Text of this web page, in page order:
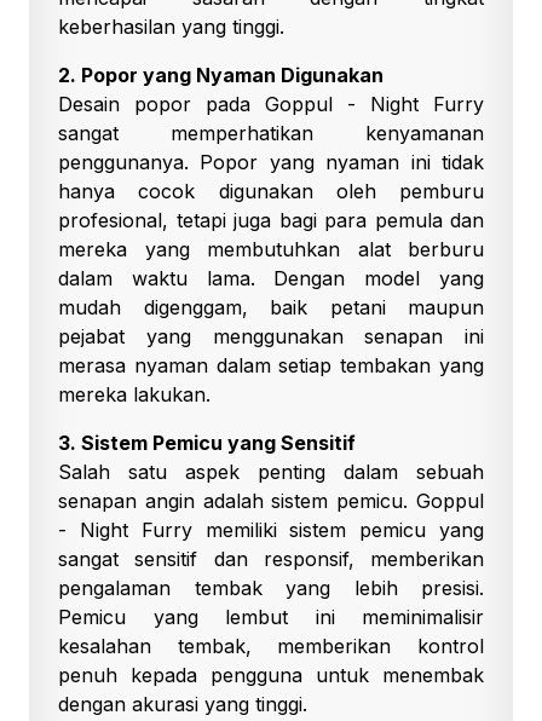
keberhasilan yang tinggi.
2. Popor yang Nyaman Digunakan
Desain popor pada Goppul - Night Furry
sangat memperhatikan kenyamanan
penggunanya. Popor yang nyaman ini tidak
hanya cocok digunakan oleh pemburu
profesional, tetapi juga bagi para pemula dan
mereka yang membutuhkan alat berburu
dalam waktu lama. Dengan model yang
mudah digenggam, baik petani maupun
pejabat yang menggunakan senapan ini
merasa nyaman dalam setiap tembakan yang
mereka lakukan.
3. Sistem Pemicu yang Sensitif
Salah satu aspek penting dalam sebuah
senapan angin adalah sistem pemicu. Goppul
- Night Furry memiliki sistem pemicu yang
sangat sensitif dan responsif, memberikan
pengalaman tembak yang lebih presisi.
Pemicu yang lembut ini meminimalisir
kesalahan tembak, memberikan kontrol
penuh kepada pengguna untuk menembak
dengan akurasi yang tinggi.